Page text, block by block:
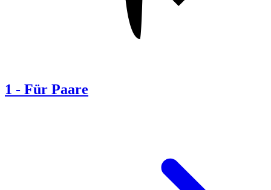
1 - Für Paare